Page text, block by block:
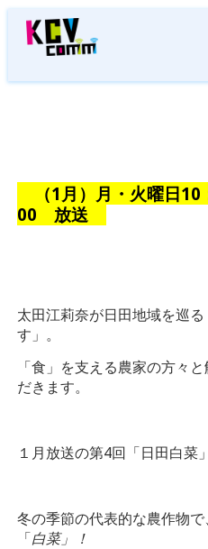
（1月） 月・火曜日
00 放送
太田江莉奈が日田地域を巡
す」。
「食」を支える農家の方々
だきます。
１月放送の第4回「日田白菜
冬の季節の代表的な農作物
「白菜」！